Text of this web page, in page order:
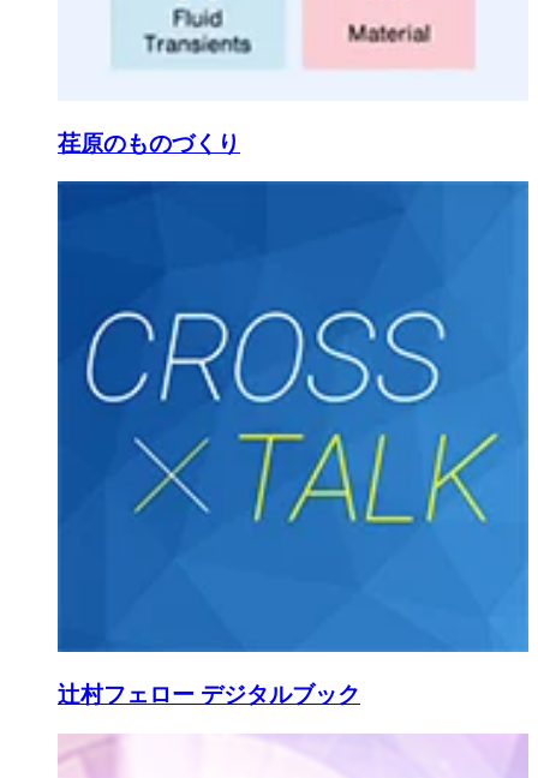
荏原のものづくり
辻村フェロー デジタルブック